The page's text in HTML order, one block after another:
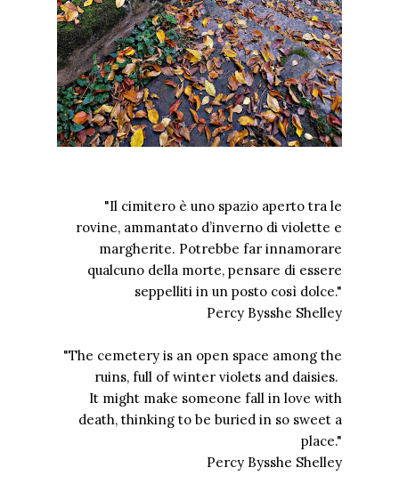
"Il cimitero è uno spazio aperto tra le
rovine, ammantato d’inverno di violette e
margherite. Potrebbe far innamorare
qualcuno della morte, pensare di essere
seppelliti in un posto così dolce."
Percy Bysshe Shelley
"The cemetery is an open space among the
ruins, full of winter violets and daisies.
It might make someone fall in love with
death, thinking to be buried in so sweet a
place."
Percy Bysshe Shelley